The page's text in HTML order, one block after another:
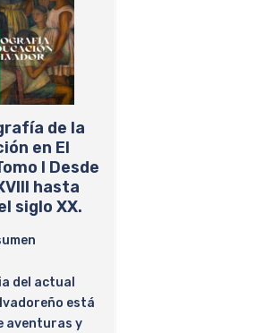
de la
en El
I Desde
hasta
siglo XX.
del actual
está
aventuras y